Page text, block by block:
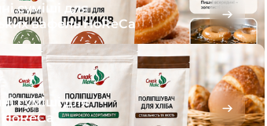
суміші для
вафель HoReCa
суміші для